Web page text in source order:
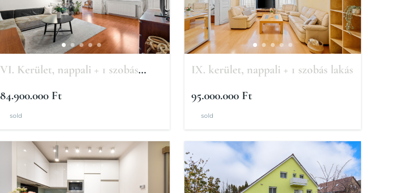
VI. Kerület, nappali + 1 szobás
84.900.000 Ft
sold
IX. kerület, nappali + 1 szobás lakás
95.000.000 Ft
sold